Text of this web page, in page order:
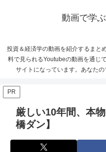
動画で学
投資＆経済学の動画を紹介するまと
料で見られるYoutubeの動画を通じ
サイトになっています。あなた
PR
厳しい10年間、本
橋ダン】